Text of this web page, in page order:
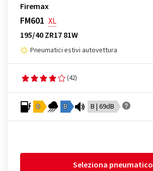
Firemax
FM601 XL
195/40 ZR17 81W
Pneumatici estivi autovettura
(42)
D B B | 69dB
Seleziona pneumatico